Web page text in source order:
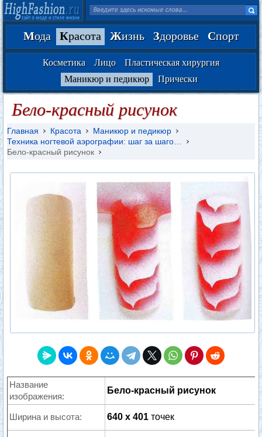
Мода Красота Жизнь Здоровье Спорт
Косметика Лицо
Пластическая хирургия
Маникюр и педикюр
Прически
Бело-красный рисунок
Главная Красота
Маникюр и педикюр
Техника ногтевой аэрографии: шаг за шаго…
Бело-красный рисунок
Название
изображения:
Бело-красный рисунок
Ширина и высота: 640 x 401 точек